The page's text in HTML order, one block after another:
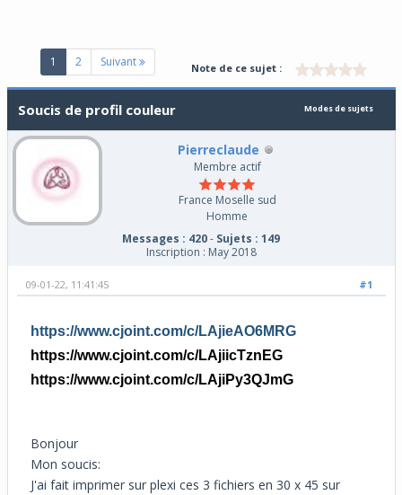
1 (current)
2 Suivant Note de ce sujet :
Modes de sujets
Soucis de profil couleur
Pierreclaude
Membre actif
France Moselle sud
Homme
Messages : 420- Sujets : 149
Inscription : May 2018
#1
09-01-22, 11:41:45
https://www.cjoint.com/c/LAjieAO6MRG
https://www.cjoint.com/c/LAjiicTznEG
https://www.cjoint.com/c/LAjiPy3QJmG
Bonjour
Mon soucis:
J'ai fait imprimer sur plexi ces 3 fichiers en 30 x 45 sur